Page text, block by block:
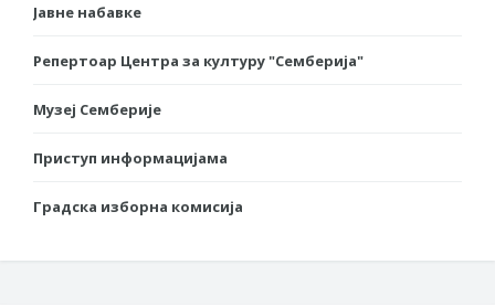
Јавне набавке
Репертоар Центра за културу "Семберија"
Музеј Семберије
Приступ информацијама
Градска изборна комисија